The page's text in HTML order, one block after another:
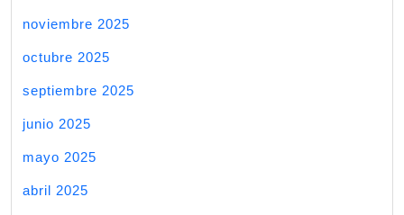
noviembre 2025
octubre 2025
septiembre 2025
junio 2025
mayo 2025
abril 2025